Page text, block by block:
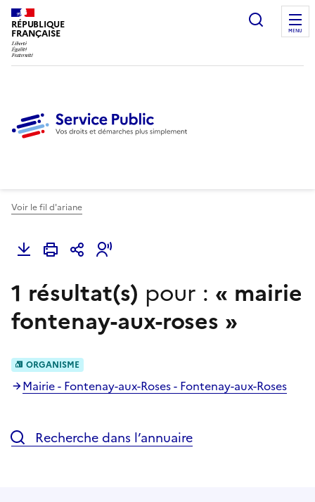
RÉPUBLIQUE
FRANÇAISE
Ouvrir
MENU
Voir le fil d'ariane
1 résultat(s) pour : « mairie
fontenay-aux-roses »
ORGANISME
Mairie - Fontenay-aux-Roses - Fontenay-aux-Roses
Recherche dans l’annuaire